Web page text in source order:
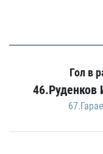
Гол в
46.Руденков